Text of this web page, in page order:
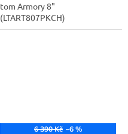
tom Armory 8"
(LTART807PKCH)
6 390 Kč –6 %